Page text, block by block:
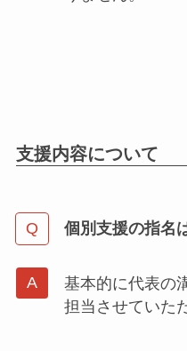
支援内容について
個別支援の指名
基本的に代表の
担当させていた